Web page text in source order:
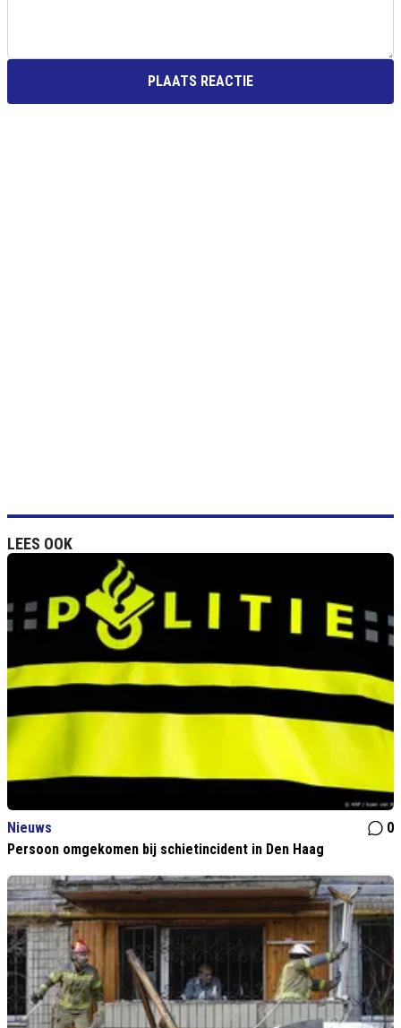
PLAATS REACTIE
LEES OOK
Nieuws
0
Persoon omgekomen bij schietincident in Den Haag